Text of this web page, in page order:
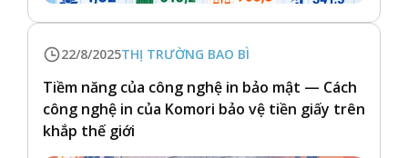
22/8/2025THỊ TRƯỜNG BAO BÌ
Tiềm năng của công nghệ in bảo mật — Cách
công nghệ in của Komori bảo vệ tiền giấy trên
khắp thế giới